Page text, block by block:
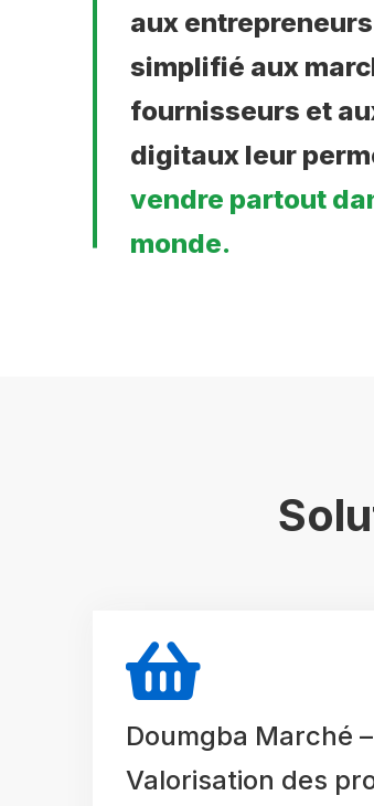
aux
simplifié aux
fournisseurs et
digitaux leur
vendre partout
monde.
Doumgba Marché –
Valorisation des